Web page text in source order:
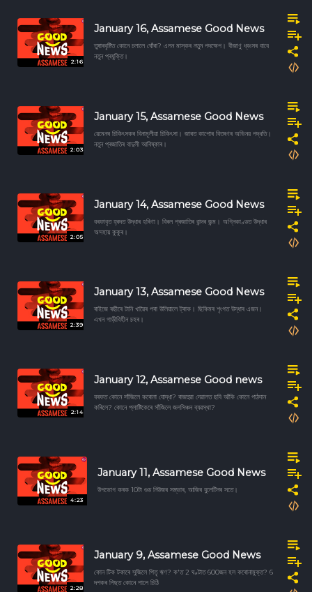
2:16
January 16, Assamese Good News
তুষাৰবৃষ্টিত কোনে চলালে ঘোঁৰা? এলন মাস্কৰ নতুন পদক্ষেপ। বীজাণু ধ্বংসৰ বাবে
নতুন প্ৰযুক্তি।
2:03
January 15, Assamese Good News
য়েমেনৰ চিকিৎসকৰ বিনামূলীয়া চিকিৎসা। জাৰত কাপোৰ বিতৰণৰ অভিনৱ পদ্ধতি।
নতুন প্ৰজাতিৰ বাদুলী আবিষ্কাৰ।
2:05
January 14, Assamese Good News
বৰফাবৃত হ্ৰদত উদ্ধাৰ হৰিণা। বিৰল প্ৰজাতিৰ বান্দৰ জন্ম। অগ্নিকাণ্ডত উদ্ধাৰ
অসহায় কুকুৰ।
2:39
January 13, Assamese Good News
ৰাইজে ৰছীৰে টানি খাৱৈৰ পৰা উলিয়ালে ট্ৰাক। ছিকিমৰ শৃংগত উদ্ধাৰ এজন।
এখন গাড়ীবিহীন চহৰ।
2:14
January 12, Assamese Good news
বৰফত কোনে সাঁজিলে কৰোনা যোদ্ধা? ৰাজহুৱা দেৱালত ছবি আঁকি কোনে পাঠদান
কৰিলে? কোনে প্লাষ্টিকেৰে সাঁজিলে জলসিঞ্চন ব্যৱস্থা?
4:23
January 11, Assamese Good News
উপভোগ কৰক 10টা গুড নিউজৰ সম্ভাৰ, আজিৰ বুলেটিনৰ সতে।
2:28
January 9, Assamese Good News
কোন টিক টকাৰে সুজিলে পিতৃ ঋণ? ক'ত 2 ঘণ্টাত 600জন হল কৰোনামুক্ত? 6
দশকৰ পিছত কোনে পালে চিঠি